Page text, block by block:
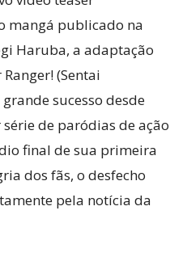
mangá publicado na
Haruba, a adaptação
(Sentai
sucesso desde
de paródias de ação
final de sua primeira
dos fãs, o desfecho
pela notícia da